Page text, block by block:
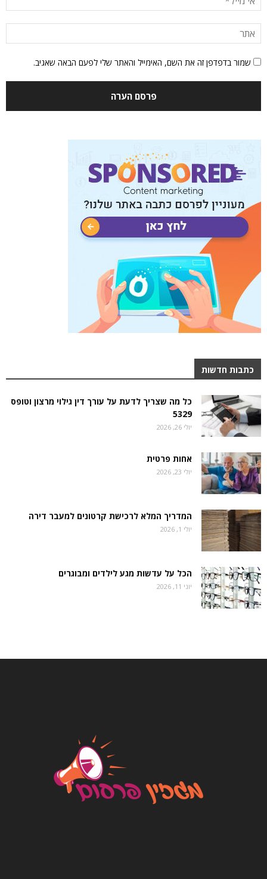
שמור בדפדפן זה את השם, האימייל והאתר שלי לפעם הבאה שאגיב.
כתבות חדשות
כל מה שצריך לדעת על עורך דין גילוי מרצון וטופס
5329
יולי 26, 2026
אחות פרטית
יולי 23, 2026
המדריך המלא לרכישת קרטונים למעבר דירה
יולי 1, 2026
הכל על עדשות מגע לילדים ומבוגרים
יוני 11, 2026